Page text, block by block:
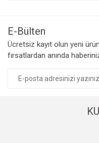
Ürün resmi kalitesiz,
Ürün açıklamasında
E-Bülten
Ücretsiz kayıt olun yeni
fırsatlardan anında